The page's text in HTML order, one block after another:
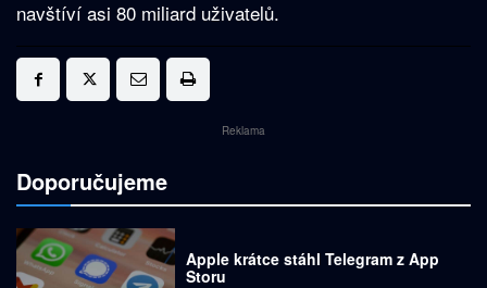
navštíví asi 80 miliard uživatelů.
Reklama
Doporučujeme
Apple krátce stáhl Telegram z App
Storu